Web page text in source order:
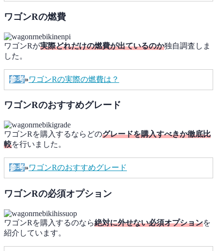
ワゴンRの燃費
ワゴンRが実際どれだけの燃費が出ているのか独自調査しま
した。
参考»ワゴンRの実際の燃費は？
ワゴンRのおすすめグレード
ワゴンRを購入するならどのグレードを購入すべきか徹底比
較を行いました。
参考»ワゴンRのおすすめグレード
ワゴンRの必須オプション
ワゴンRを購入するのなら絶対に外せない必須オプションを
紹介しています。